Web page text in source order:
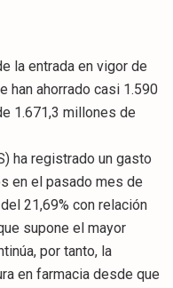
la entrada en vigor de
han ahorrado casi 1.590
1.671,3 millones de
ha registrado un gasto
en el pasado mes de
21,69% con relación
supone el mayor
por tanto, la
en farmacia desde que